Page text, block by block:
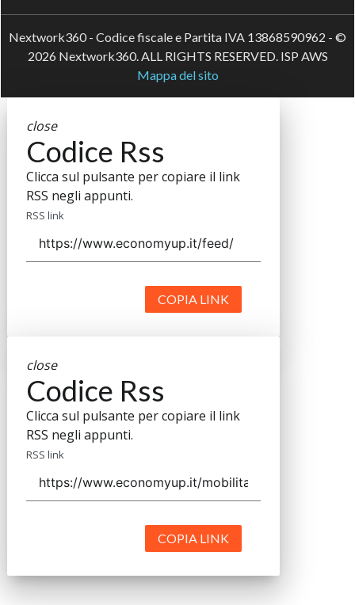
Nextwork360 - Codice fiscale e Partita IVA 13868590962 - ©
2026 Nextwork360. ALL RIGHTS RESERVED. ISP AWS
Mappa del sito
close
Codice Rss
Clicca sul pulsante per copiare il link
RSS negli appunti.
RSS link
COPIA LINK
close
Codice Rss
Clicca sul pulsante per copiare il link
RSS negli appunti.
RSS link
COPIA LINK